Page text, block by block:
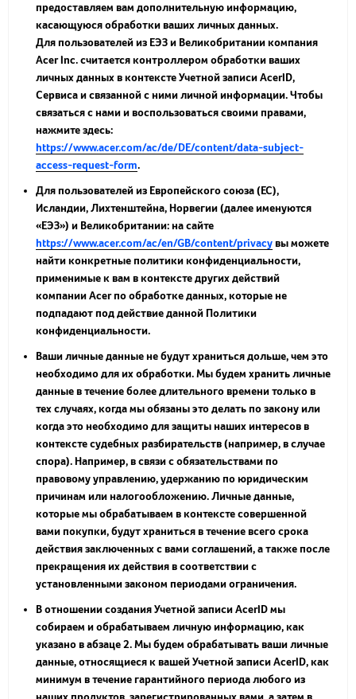
предоставляем вам дополнительную информацию,
касающуюся обработки ваших личных данных.
Для пользователей из ЕЭЗ и Великобритании компания
Acer Inc. считается контроллером обработки ваших
личных данных в контексте Учетной записи AcerID,
Сервиса и связанной с ними личной информации. Чтобы
связаться с нами и воспользоваться своими правами,
нажмите здесь:
https://www.acer.com/ac/de/DE/content/data-subject-
access-request-form.
Для пользователей из Европейского союза (ЕС),
Исландии, Лихтенштейна, Норвегии (далее именуются
«ЕЭЗ») и Великобритании: на сайте
https://www.acer.com/ac/en/GB/content/privacyвы можете
найти конкретные политики конфиденциальности,
применимые к вам в контексте других действий
компании Acer по обработке данных, которые не
подпадают под действие данной Политики
конфиденциальности.
Ваши личные данные не будут храниться дольше, чем это
необходимо для их обработки. Мы будем хранить личные
данные в течение более длительного времени только в
тех случаях, когда мы обязаны это делать по закону или
когда это необходимо для защиты наших интересов в
контексте судебных разбирательств (например, в случае
спора). Например, в связи с обязательствами по
правовому управлению, удержанию по юридическим
причинам или налогообложению. Личные данные,
которые мы обрабатываем в контексте совершенной
вами покупки, будут храниться в течение всего срока
действия заключенных с вами соглашений, а также после
прекращения их действия в соответствии с
установленными законом периодами ограничения.
В отношении создания Учетной записи AcerID мы
собираем и обрабатываем личную информацию, как
указано в абзаце 2. Мы будем обрабатывать ваши личные
данные, относящиеся к вашей Учетной записи AcerID, как
минимум в течение гарантийного периода любого из